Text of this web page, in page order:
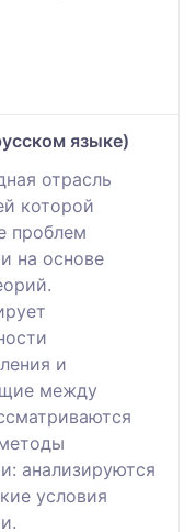
языке)
отрасль
которой
проблем
на основе
и
между
анализируются
условия